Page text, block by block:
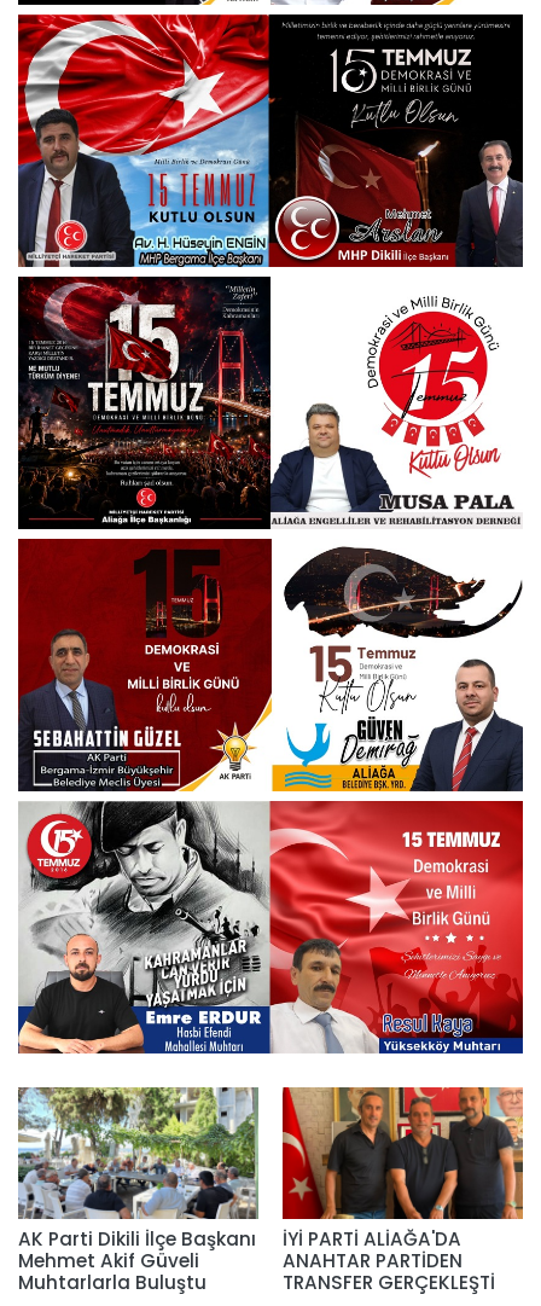
AK Parti Dikili İlçe Başkanı
Mehmet Akif Güveli
Muhtarlarla Buluştu
İYİ PARTİ ALİAĞA'DA
ANAHTAR PARTİDEN
TRANSFER GERÇEKLEŞTİ